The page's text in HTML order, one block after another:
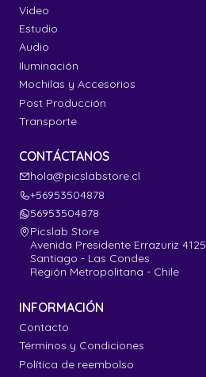
Video
Estudio
Audio
Iluminación
Mochilas y Accesorios
Post Producción
Transporte
CONTÁCTANOS
hola@picslabstore.cl
+56953504878
56953504878
Picslab Store
Avenida Presidente Errazuriz 4125
Santiago - Las Condes
Región Metropolitana - Chile
INFORMACIÓN
Contacto
Términos y Condiciones
Política de reembolso